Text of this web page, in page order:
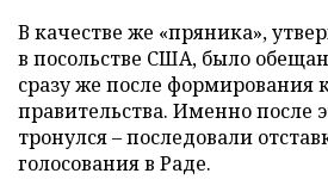
В качестве же «пряника»,
в посольстве США, было
сразу же после формирования
правительства. Именно после
тронулся – последовали
голосования в Раде.